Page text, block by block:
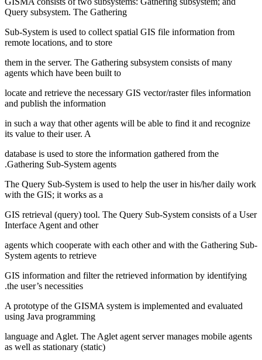
Query subsystem. The Gathering
Sub-System is used to collect spatial GIS file information from
remote locations, and to store
them in the server. The Gathering subsystem consists of many
agents which have been built to
locate and retrieve the necessary GIS vector/raster files information
and publish the information
in such a way that other agents will be able to find it and recognize
its value to their user. A
database is used to store the information gathered from the
Gathering Sub-System agents.
The Query Sub-System is used to help the user in his/her daily work
with the GIS; it works as a
GIS retrieval (query) tool. The Query Sub-System consists of a User
Interface Agent and other
agents which cooperate with each other and with the Gathering Sub-
System agents to retrieve
GIS information and filter the retrieved information by identifying
the user’s necessities.
A prototype of the GISMA system is implemented and evaluated
using Java programming
language and Aglet. The Aglet agent server manages mobile agents
as well as stationary (static)